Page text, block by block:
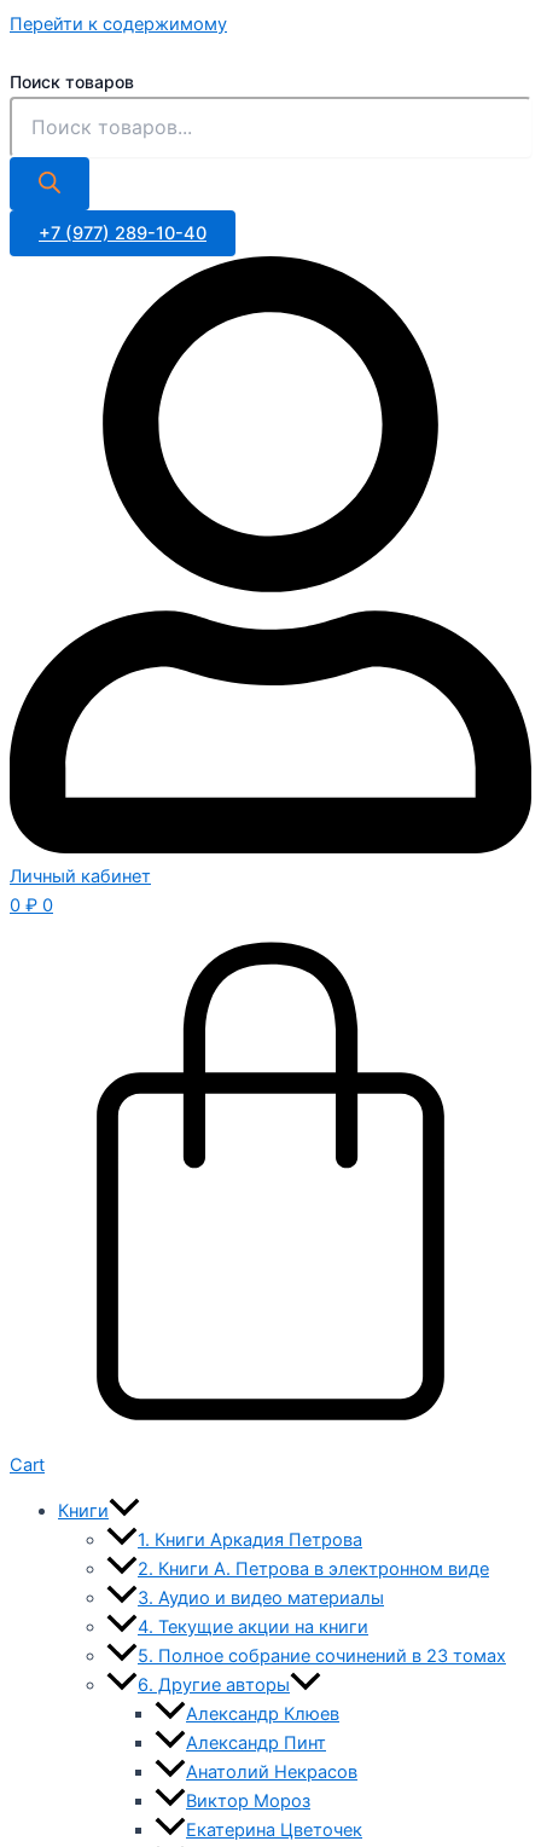
Перейти к содержимому
Поиск товаров
+7 (977) 289-10-40
Личный кабинет
0 ₽ 0
Cart
Книги
1. Книги Аркадия Петрова
2. Книги А. Петрова в электронном виде
3. Аудио и видео материалы
4. Текущие акции на книги
5. Полное собрание сочинений в 23 томах
6. Другие авторы
Александр Клюев
Александр Пинт
Анатолий Некрасов
Виктор Мороз
Екатерина Цветочек